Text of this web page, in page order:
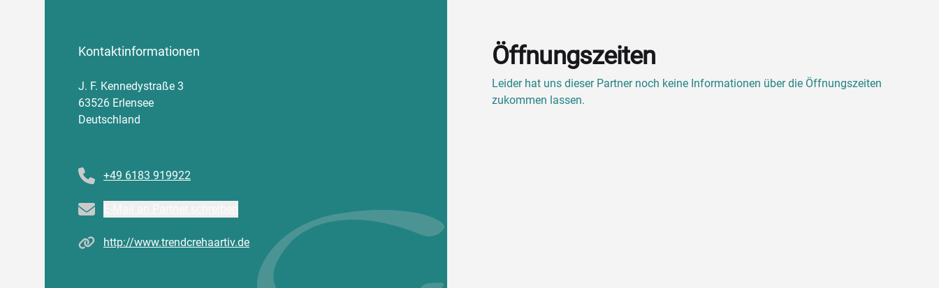
Kontaktinformationen
J. F. Kennedystraße 3
63526 Erlensee
Deutschland
+49 6183 919922
Email
Homepagehttp://www.trendcrehaartiv.de
Öffnungszeiten
Leider hat uns dieser Partner noch keine Informationen über die Öffnungszeiten
zukommen lassen.